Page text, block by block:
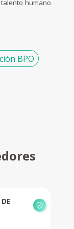
humano
BPO